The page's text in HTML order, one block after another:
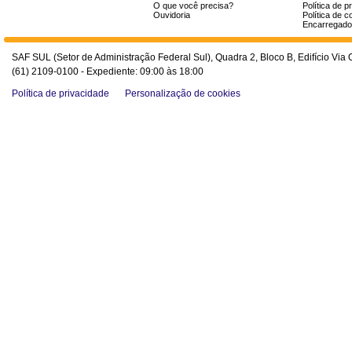
O que você precisa?
Ouvidoria
Política de
Política de
SAF SUL (Setor de Administração Federal Sul), Quadra 2, Bloco B, Edifício
(61) 2109-0100 - Expediente: 09:00 às 18:00
Política de privacidade
Personalização de cookies